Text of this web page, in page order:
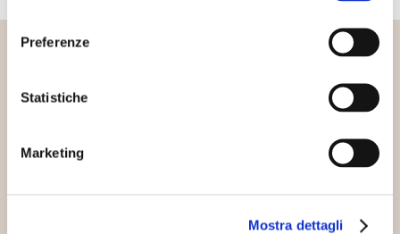
Preferenze
Statistiche
Marketing
Mostra dettagli
Altri articoli che potrebbero